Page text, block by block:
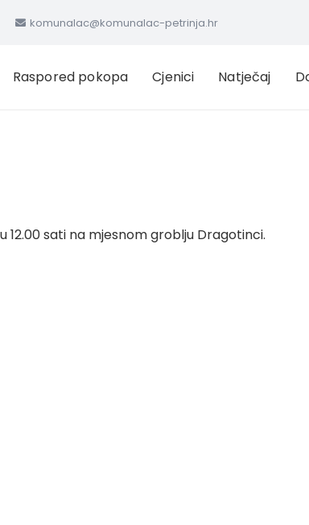
komunalac@komunalac-petrinja.hr
Raspored pokopa Cjenici Natječaj
12.00 sati na mjesnom groblju Dragotinci.